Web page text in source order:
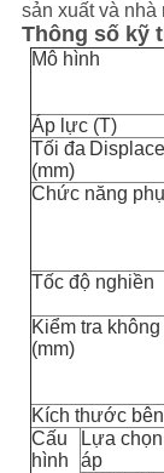
sản xuất và
Thông số kỹ
Mô hình
Áp lực (T)
Tối đa
(mm)
Chức năng
Tốc độ nghiền
Kiểm tra
(mm)
Kích thước
Cấu
hình
Lựa
áp